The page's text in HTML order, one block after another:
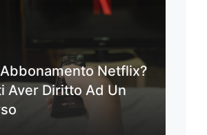
Netflix?
Aver Diritto Ad Un